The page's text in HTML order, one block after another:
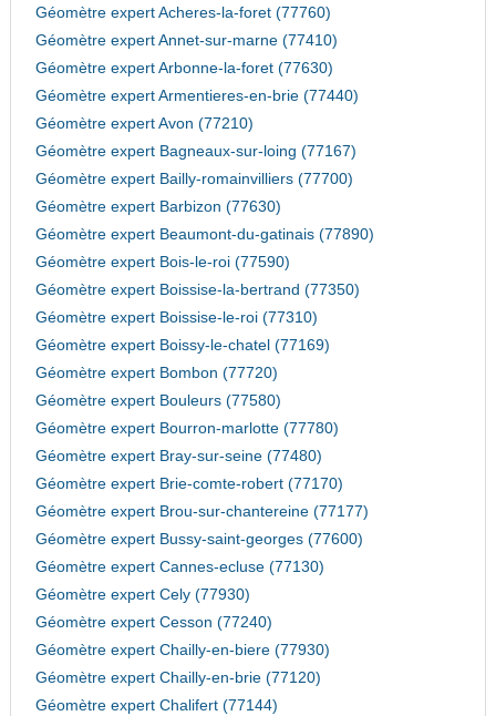
Géomètre expert Acheres-la-foret (77760)
Géomètre expert Annet-sur-marne (77410)
Géomètre expert Arbonne-la-foret (77630)
Géomètre expert Armentieres-en-brie (77440)
Géomètre expert Avon (77210)
Géomètre expert Bagneaux-sur-loing (77167)
Géomètre expert Bailly-romainvilliers (77700)
Géomètre expert Barbizon (77630)
Géomètre expert Beaumont-du-gatinais (77890)
Géomètre expert Bois-le-roi (77590)
Géomètre expert Boissise-la-bertrand (77350)
Géomètre expert Boissise-le-roi (77310)
Géomètre expert Boissy-le-chatel (77169)
Géomètre expert Bombon (77720)
Géomètre expert Bouleurs (77580)
Géomètre expert Bourron-marlotte (77780)
Géomètre expert Bray-sur-seine (77480)
Géomètre expert Brie-comte-robert (77170)
Géomètre expert Brou-sur-chantereine (77177)
Géomètre expert Bussy-saint-georges (77600)
Géomètre expert Cannes-ecluse (77130)
Géomètre expert Cely (77930)
Géomètre expert Cesson (77240)
Géomètre expert Chailly-en-biere (77930)
Géomètre expert Chailly-en-brie (77120)
Géomètre expert Chalifert (77144)